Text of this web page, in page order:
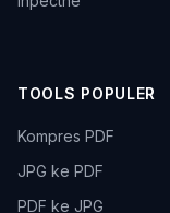
TOOLS POPULER
Kompres PDF
JPG ke PDF
PDF ke JPG